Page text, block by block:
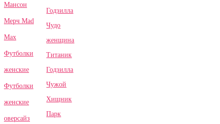
Мансон
Мерч Mad
Max
Футболки
женские
Футболки
женские
оверсайз
Годзилла
Чудо
женщина
Титаник
Годзилла
Чужой
Хищник
Парк